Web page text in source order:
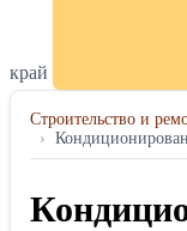
край
Строительство и
›